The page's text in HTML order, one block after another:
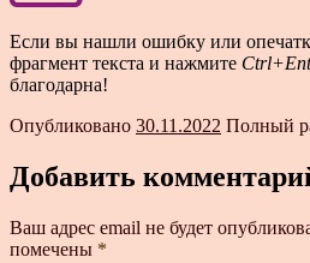
Если вы нашли ошибку или
фрагмент текста и нажмите
благодарна!
Опубликовано 30.11.2022 Полный
Добавить
Ваш адрес email не будет
помечены *